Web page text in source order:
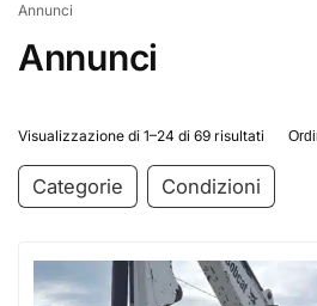
Annunci
Annunci
Visualizzazione di 1–24 di 69 risultati
Categorie Condizioni